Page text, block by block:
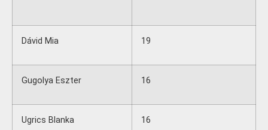
Dávid Mia 19
Gugolya Eszter 16
Ugrics Blanka 16